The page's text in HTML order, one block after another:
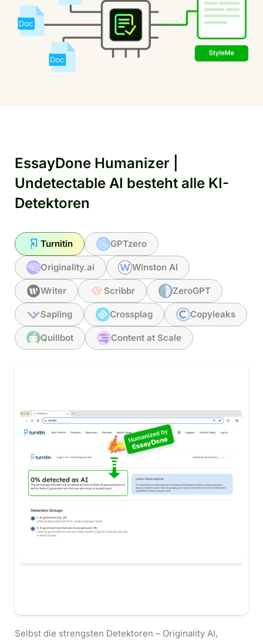
EssayDone Humanizer |
Undetectable AI besteht alle KI-
Detektoren
Turnitin GPTzero
Originality.ai Winston AI
Writer Scribbr ZeroGPT
Sapling Crossplag Copyleaks
Quillbot Content at Scale
Selbst die strengsten Detektoren – Originality AI,